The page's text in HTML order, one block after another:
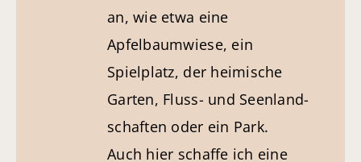
an, wie etwa eine
Apfelbaumwiese, ein
Spielplatz, der heimische
Garten, Fluss- und Seenland­
schaften oder ein Park.
Auch hier schaffe ich eine